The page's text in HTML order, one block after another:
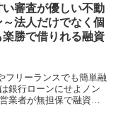
い審査が優しい不動
法人だけでなく個
楽勝で借りれる融資
フリーランスでも簡単融
銀行ローンにせよノン
業者が無担保で融資を